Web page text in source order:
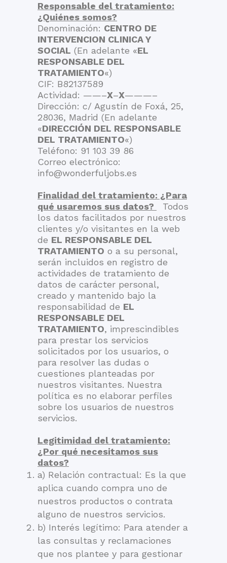
Responsable del tratamiento:
¿Quiénes somos?
Denominación: CENTRO DE
INTERVENCION CLINICA Y
SOCIAL (En adelante «EL
RESPONSABLE DEL
TRATAMIENTO«)
CIF: B82137589
Actividad: ——–X–X———–
Dirección: c/ Agustín de Foxá, 25,
28036, Madrid (En adelante
«DIRECCIÓN DEL RESPONSABLE
DEL TRATAMIENTO«)
Teléfono: 91 103 39 86
Correo electrónico:
info@wonderfuljobs.es
Finalidad del tratamiento: ¿Para
qué usaremos sus datos?
Todos
los datos facilitados por nuestros
clientes y/o visitantes en la web
de EL RESPONSABLE DEL
TRATAMIENTO o a su personal,
serán incluidos en registro de
actividades de tratamiento de
datos de carácter personal,
creado y mantenido bajo la
responsabilidad de EL
RESPONSABLE DEL
TRATAMIENTO, imprescindibles
para prestar los servicios
solicitados por los usuarios, o
para resolver las dudas o
cuestiones planteadas por
nuestros visitantes. Nuestra
política es no elaborar perfiles
sobre los usuarios de nuestros
servicios.
Legitimidad del tratamiento:
¿Por qué necesitamos sus
datos?
a) Relación contractual: Es la que
aplica cuando compra uno de
nuestros productos o contrata
alguno de nuestros servicios.
b) Interés legítimo: Para atender a
las consultas y reclamaciones
que nos plantee y para gestionar